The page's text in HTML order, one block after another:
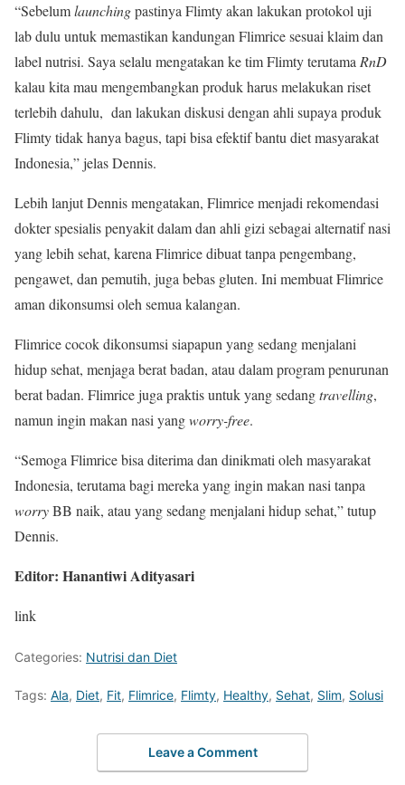
“Sebelumlaunchingpastinya Flimty akan lakukan protokol uji
lab dulu untuk memastikan kandungan Flimrice sesuai klaim dan
label nutrisi. Saya selalu mengatakan ke tim Flimty terutama RnD
kalau kita mau mengembangkan produk harus melakukan riset
terlebih dahulu, dan lakukan diskusi dengan ahli supaya produk
Flimty tidak hanya bagus, tapi bisa efektif bantu diet masyarakat
Indonesia,” jelas Dennis.
Lebih lanjut Dennis mengatakan, Flimrice menjadi rekomendasi
dokter spesialis penyakit dalam dan ahli gizi sebagai alternatif nasi
yang lebih sehat, karena Flimrice dibuat tanpa pengembang,
pengawet, dan pemutih, juga bebas gluten. Ini membuat Flimrice
aman dikonsumsi oleh semua kalangan.
Flimrice cocok dikonsumsi siapapun yang sedang menjalani
hidup sehat, menjaga berat badan, atau dalam program penurunan
berat badan. Flimrice juga praktis untuk yang sedangtravelling,
namun ingin makan nasi yangworry-free.
“Semoga Flimrice bisa diterima dan dinikmati oleh masyarakat
Indonesia, terutama bagi mereka yang ingin makan nasi tanpa
worryBB naik, atau yang sedang menjalani hidup sehat,” tutup
Dennis.
Editor: Hanantiwi Adityasari
link
Categories: Nutrisi dan Diet
Tags: Ala, Diet, Fit, Flimrice, Flimty, Healthy, Sehat, Slim, Solusi
Leave a Comment